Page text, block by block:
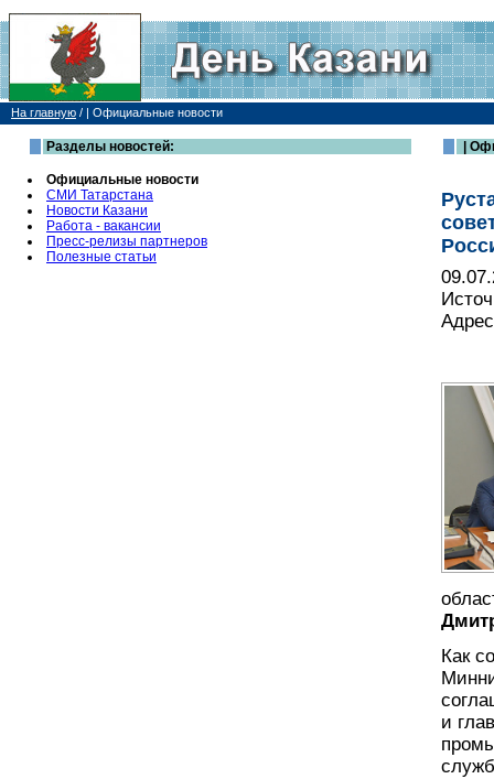
На главную / | Официальные новости
Разделы новостей:
Официальные новости
СМИ Татарстана
Новости Казани
Работа - вакансии
Пресс-релизы партнеров
Полезные статьи
|
Как
и